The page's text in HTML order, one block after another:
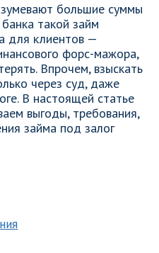
большие суммы
такой займ
для клиентов —
форс-мажора,
Впрочем, взыскать
через суд, даже
В настоящей статье
выгоды, требования,
займа под залог